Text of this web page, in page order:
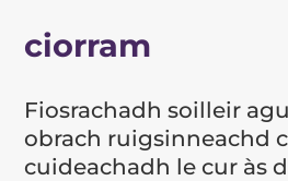
ciorram
Fiosrachadh soilleir
obrach ruigsinneachd
cuideachadh le cur às